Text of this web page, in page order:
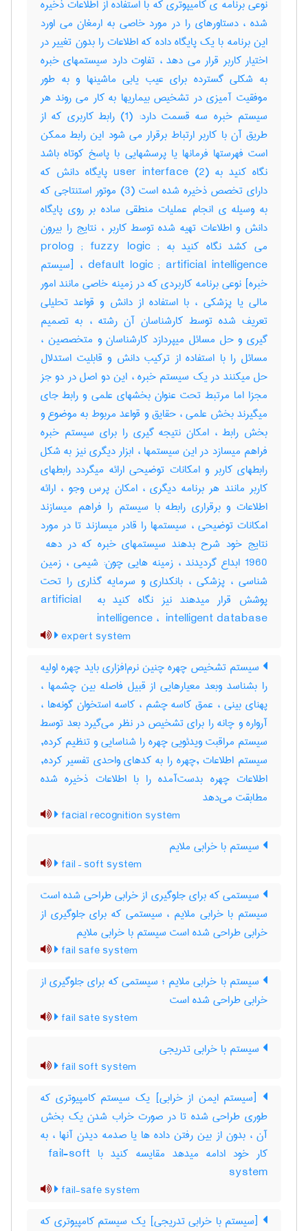
نوعی برنامه ی کامیپوتری که با استفاده از اطلاعات ذخیره
شده ، دستاورهای را در مورد خاصی به ارمغان می اورد
این برنامه با یک پایگاه داده که اطلاعات را بدون تغییر در
اختیار کاربر قرار می دهد ، تفاوت دارد سیستمهای خبره
به شکلی گسترده برای عیب یابی ماشینها و به طور
موفقیت آمیزی در تشخیص بیماریها به کار می روند هر
سیستم خبره سه قسمت دارد: (1) رابط کاربری که از
طریق آن با کاربر ارتباط برقرار می شود این رابط ممکن
است فهرستها فرمانها یا پرسشهایی با پاسخ کوتاه باشد
نگاه کنید به user interface (2) پایگاه دانش که
دارای تخصص ذخیره شده است (3) موتور استنتاجی که
به وسیله ی انجام عملیات منطقی ساده بر روی پایگاه
دانش و اطلاعات تهیه شده توسط کاربر ، نتایج را بیرون
می کشد نگاه کنید به prolog ; fuzzy logic ;
default logic ; artificial intelligence ، [سیستم
خبره] نوعی برنامه کاربردی که در زمینه خاصی مانند امور
مالی یا پزشکی ، با استفاده از دانش و قواعد تحلیلی
تعریف شده توسط کارشناسان آن رشته ، به تصمیم
گیری و حل مسائل میپردازد کارشناسان و متخصصین ،
مسائل را با استفاده از ترکیب دانش و قابلیت استدلال
حل میکنند در یک سیستم خبره ، این دو اصل در دو جز
مجزا اما مرتبط تحت عنوان بخشهای علمی و رابط جای
میگیرند بخش علمی ، حقایق و قواعد مربوط به موضوع و
بخش رابط ، امکان نتیجه گیری را برای سیستم خبره
فراهم میسازد در این سیستمها ، ابزار دیگری نیز به شکل
رابطهای کاربر و امکانات توضیحی ارائه میگردد رابطهای
کاربر مانند هر برنامه دیگری ، امکان پرس وجو ، ارائه
اطلاعات و برقراری رابطه با سیستم را فراهم میسازند
امکانات توضیحی ، سیستمها را قادر میسازند تا در مورد
1960 ابداع گردیدند ، زمینه هایی چون: شیمی ، زمین
شناسی ، پزشکی ، بانکداری و سرمایه گذاری را تحت
پوشش قرار میدهند نیز نگاه کنید به ‎artificial ‎
intelligence ، ‎ intelligent database
expert system
سیستم تشخیص چهره چنین نرم‌افزاری باید چهره اولیه
را بشناسد وبعد معیارهایی از قبیل فاصله بین چشمها ،
پهنای بینی ، عمق کاسه چشم ، کاسه استخوان گونه‌ها ،
آرواره و چانه را برای تشخیص در نظر می‌گیرد بعد توسط
سیستم مراقبت ویدئویی چهره را شناسایی و تنظیم کرده,
سیستم اطلاعات ,چهره را به کدهای واحدی تفسیر کرده,
اطلاعات چهره بدست‌آمده را با اطلاعات ذخیره شده
مطابقت می‌دهد
facial recognition system
سیستم با خرابی ملایم
fail – soft system
سیستمی که برای جلوگیری از خرابی طراحی شده است
سیستم با خرابی ملایم ، سیستمی که برای جلوگیری از
خرابی طراحی شده است سیستم با خرابی ملایم
fail safe system
سیستم با خرابی ملایم ؛ سیستمی که برای جلوگیری از
خرابی طراحی شده است
fail sate system
سیستم با خرابی تدریجی
fail soft system
[سیستم ایمن از خرابی] یک سیستم کامپیوتری که
طوری طراحی شده تا در صورت خراب شدن یک بخش
آن ، بدون از بین رفتن داده ها یا صدمه دیدن آنها ، به
کار خود ادامه میدهد مقایسه کنید با ‎ fail-soft
system
fail-safe system
[سیستم با خرابی تدریجی] یک سیستم کامپیوتری که